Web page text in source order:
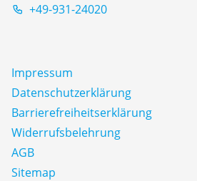
+49-931-24020
Impressum
Datenschutz­erklärung
Barrierefreiheitserklärung
Widerrufsbelehrung
AGB
Sitemap